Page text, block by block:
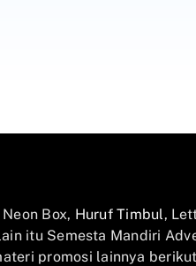
Box, Huruf Timbul ,
itu Semesta Mandiri
promosi lainnya